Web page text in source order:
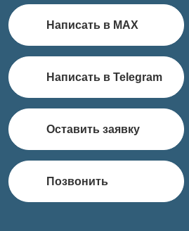
Написать в MAX
Написать в Telegram
Оставить заявку
Позвонить